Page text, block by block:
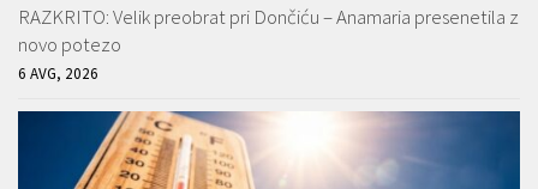
RAZKRITO: Velik preobrat pri Dončiću – Anamaria presenetila z
novo potezo
6 AVG, 2026